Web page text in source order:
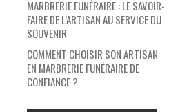
MARBRERIE FUNÉRAIRE : LE SAVOIR-
FAIRE DE L’ARTISAN AU SERVICE DU
SOUVENIR
COMMENT CHOISIR SON ARTISAN
EN MARBRERIE FUNÉRAIRE DE
CONFIANCE ?